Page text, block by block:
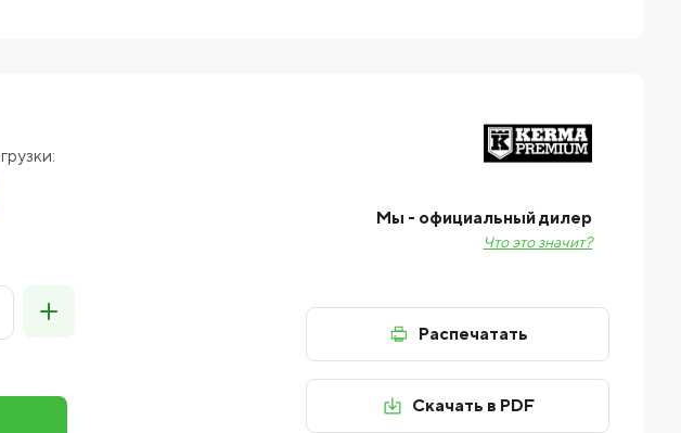
Мы - официальный дилер
Что это значит?
Распечатать
Скачать в PDF